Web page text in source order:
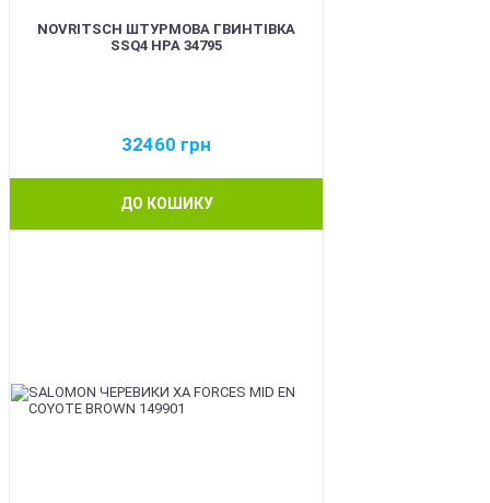
NOVRITSCH ШТУРМОВА ГВИНТІВКА
SSQ4 HPA 34795
32460 грн
ДО КОШИКУ